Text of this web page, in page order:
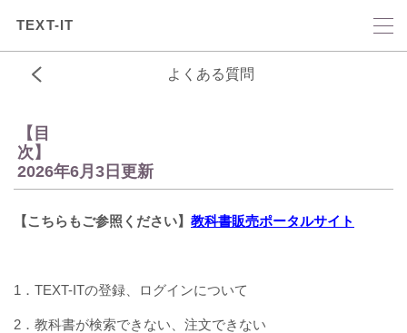
TEXT-IT
よくある質問
【目
次
2026年6月3日更新
【こちらもご参照ください】 教科書販売ポータルサイト
1．TEXT-ITの登録、ログインについて
2．教科書が検索できない、注文できない